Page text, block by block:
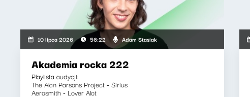
10 lipca 2026 56:22 Adam Stasiak
Akademia rocka 222
Playlista audycji:
The Alan Parsons Project - Sirius
Aerosmith - Lover Alot